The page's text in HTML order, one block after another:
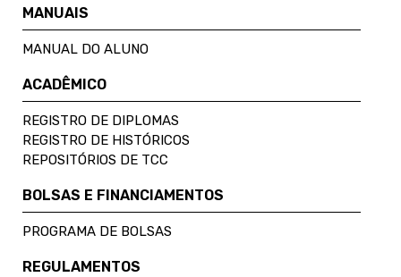
MANUAIS
MANUAL DO ALUNO
ACADÊMICO
REGISTRO DE DIPLOMAS
REGISTRO DE HISTÓRICOS
REPOSITÓRIOS DE TCC
BOLSAS E FINANCIAMENTOS
PROGRAMA DE BOLSAS
REGULAMENTOS